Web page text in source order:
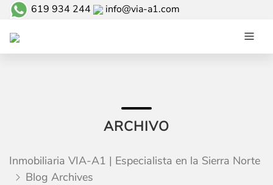
619 934 244 info@via-a1.com
ARCHIVO
Inmobiliaria VIA-A1 | Especialista en la Sierra Norte
Blog Archives